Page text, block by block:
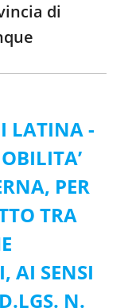
di
LATINA -
PER
TRA
AI SENSI
N.